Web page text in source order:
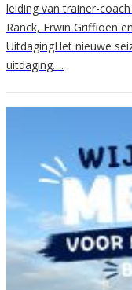
leiding van trainer-
Ranck, Erwin Griffioen
UitdagingHet nieuwe
uitdaging….